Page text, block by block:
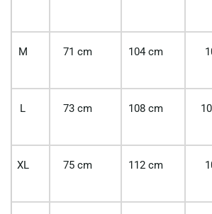
M 71 cm 104 cm
L 73 cm 108 cm
XL 75 cm 112 cm